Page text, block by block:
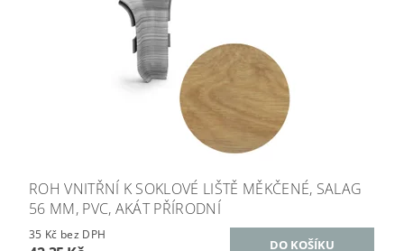
ROH VNITŘNÍ K SOKLOVÉ LIŠTĚ MĚKČENÉ, SALAG
56 MM, PVC, AKÁT PŘÍRODNÍ
35 Kč bez DPH